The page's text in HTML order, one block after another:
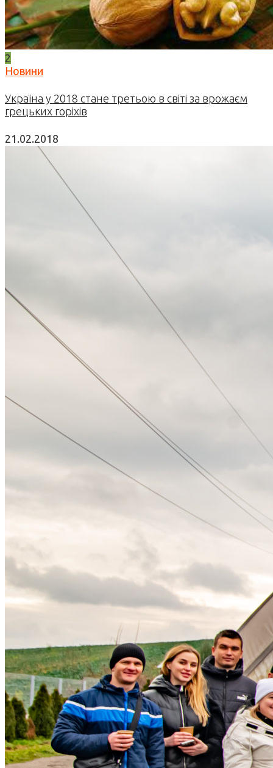
2
Новини
Україна у 2018 стане третьою в світі за врожаєм
грецьких горіхів
21.02.2018